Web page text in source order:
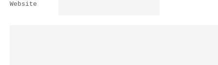
Website